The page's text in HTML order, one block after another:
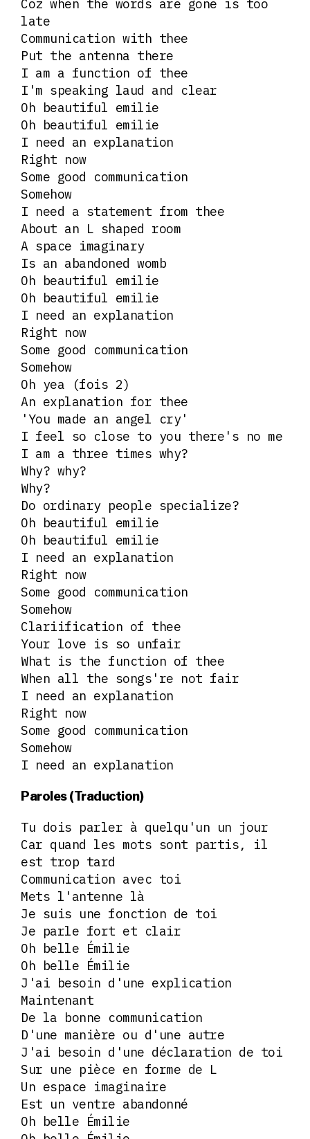
Coz when the words are gone is too
late
Communication with thee
Put the antenna there
I am a function of thee
I'm speaking laud and clear
Oh beautiful emilie
Oh beautiful emilie
I need an explanation
Right now
Some good communication
Somehow
I need a statement from thee
About an L shaped room
A space imaginary
Is an abandoned womb
Oh beautiful emilie
Oh beautiful emilie
I need an explanation
Right now
Some good communication
Somehow
Oh yea (fois 2)
An explanation for thee
'You made an angel cry'
I feel so close to you there's no me
I am a three times why?
Why? why?
Why?
Do ordinary people specialize?
Oh beautiful emilie
Oh beautiful emilie
I need an explanation
Right now
Some good communication
Somehow
Clariification of thee
Your love is so unfair
What is the function of thee
When all the songs're not fair
I need an explanation
Right now
Some good communication
Somehow
I need an explanation
Paroles (Traduction)
Tu dois parler à quelqu'un un jour
Car quand les mots sont partis, il
est trop tard
Communication avec toi
Mets l'antenne là
Je suis une fonction de toi
Je parle fort et clair
Oh belle Émilie
Oh belle Émilie
J'ai besoin d'une explication
Maintenant
De la bonne communication
D'une manière ou d'une autre
J'ai besoin d'une déclaration de toi
Sur une pièce en forme de L
Un espace imaginaire
Est un ventre abandonné
Oh belle Émilie